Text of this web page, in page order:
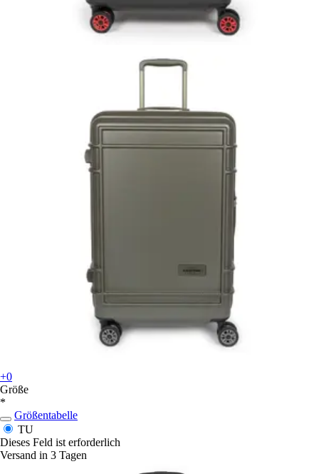
+0
Größe
*
Größentabelle
TU
Dieses Feld ist erforderlich
Versand in 3 Tagen